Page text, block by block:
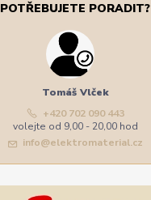
POTŘEBUJETE PORADIT?
Tomáš Vlček
+420 702 090 443
volejte od 9,00 - 20,00 hod
info@elektromaterial.cz